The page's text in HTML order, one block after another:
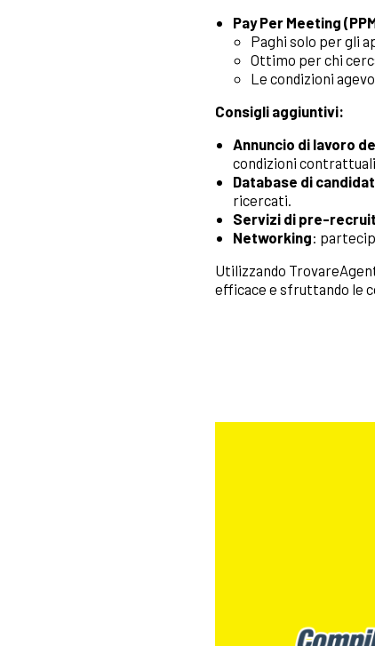
Pay Per Meeting
Paghi solo per gli
Ottimo per chi
Le condizioni
Consigli aggiuntivi:
Annuncio di lavoro
condizioni
Database di
ricercati.
Servizi di pre-
Networking:
Utilizzando
efficace e sfruttando le